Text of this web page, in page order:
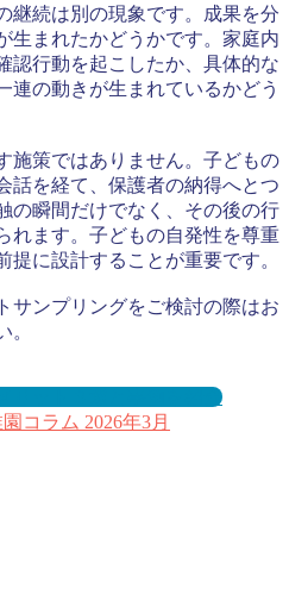
継続は別の現象です。成果を分
生まれたかどうかです。家庭内
認行動を起こしたか、具体的な
連の動きが生まれているかどう
施策ではありません。子どもの
話を経て、保護者の納得へとつ
の瞬間だけでなく、その後の行
れます。子どもの自発性を尊重
提に設計することが重要です。
サンプリングをご検討の際はお
。
リット３選と事例を紹介
コラム 2026年3月